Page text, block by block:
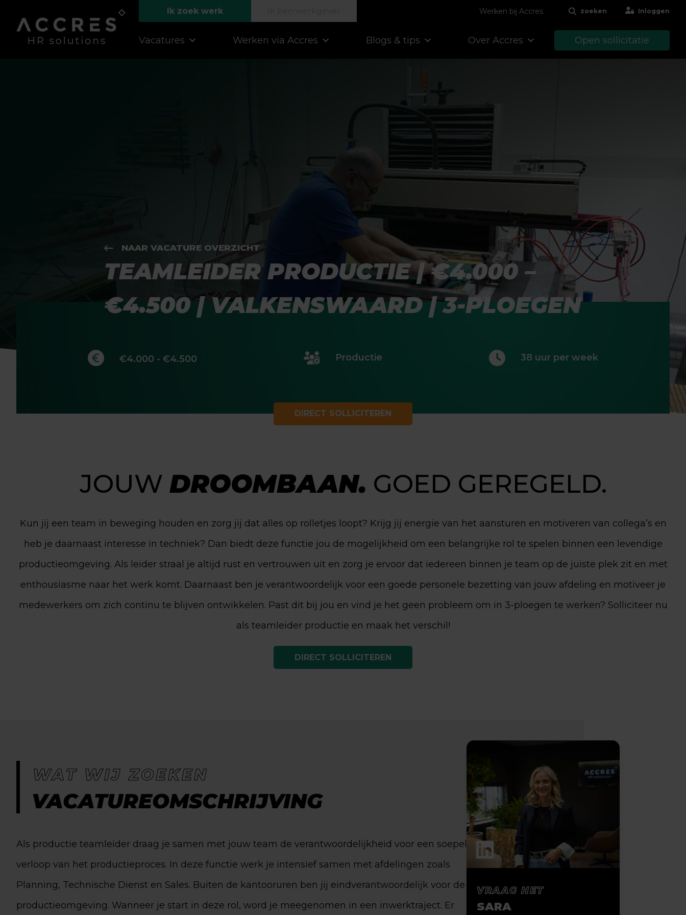
Ik zoek werk Werken bij Accres zoeken Inloggen
Vacatures Werken via Accres Blogs & tips Over Accres Open sollicitatie
NAAR VACATURE OVERZICHT
TEAMLEIDER PRODUCTIE | €4.000 –
€4.500 | VALKENSWAARD | 3-PLOEGEN
DIRECT SOLLICITEREN
€4.000 - €4.500 Productie 38 uur per week
JOUW DROOMBAAN. GOED GEREGELD.
Kun jij een team in beweging houden en zorg jij dat alles op rolletjes loopt? Krijg jij energie van het aansturen en motiveren van collega’s en
heb je daarnaast interesse in techniek? Dan biedt deze functie jou de mogelijkheid om een belangrijke rol te spelen binnen een levendige
productieomgeving. Als leider straal je altijd rust en vertrouwen uit en zorg je ervoor dat iedereen binnen je team op de juiste plek zit en met
enthousiasme naar het werk komt. Daarnaast ben je verantwoordelijk voor een goede personele bezetting van jouw afdeling en motiveer je
medewerkers om zich continu te blijven ontwikkelen. Past dit bij jou en vind je het geen probleem om in 3-ploegen te werken? Solliciteer nu
als teamleider productie en maak het verschil!
DIRECT SOLLICITEREN
WAT WIJ ZOEKEN
VACATUREOMSCHRIJVING
Als productie teamleider draag je samen met jouw team de verantwoordelijkheid voor een soepel
verloop van het productieproces. In deze functie werk je intensief samen met afdelingen zoals
Planning, Technische Dienst en Sales. Buiten de kantooruren ben jij eindverantwoordelijk voor de
productieomgeving. Wanneer je start in deze rol, word je meegenomen in een inwerktraject. Er
VRAAG HET
SARA